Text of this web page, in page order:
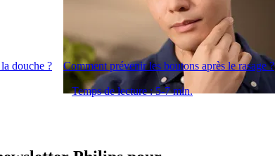
douche ? Comment prévenir les boutons après le rasage ?
Temps de lecture : 5-7 min.